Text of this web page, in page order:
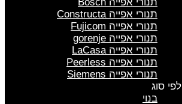
תנורי אפייה Constructa
תנורי אפייה Fujicom
תנורי אפייה gorenje
תנורי אפייה LaCasa
תנורי אפייה Peerless
תנורי אפייה Siemens
לפי סוג
בנוי